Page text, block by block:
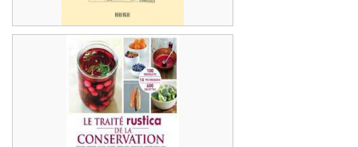
beau projet !
La permaculture pour tous
Après le potager, voici la récolte ! Un traité
sur toutes les conservations possibles de
votre jardin pour profiter au mieux des